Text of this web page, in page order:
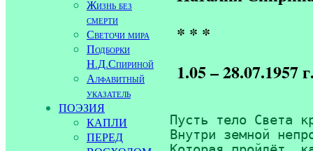
Жизнь без
смерти
Светочи мира
Подборки
Н.Д.Спириной
Алфавитный
указатель
ПОЭЗИЯ
КАПЛИ
ПЕРЕД
* * *
1.05 – 28.07.1957
Пусть тело Света
Внутри земной